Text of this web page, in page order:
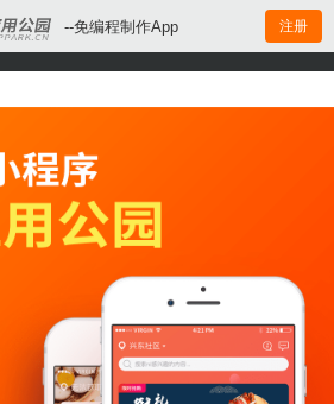
--免编程制作App 注册